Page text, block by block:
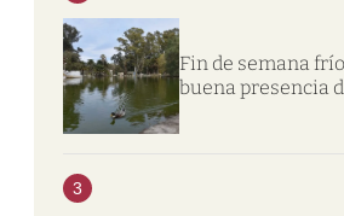
Fin de semana
buena presencia
3